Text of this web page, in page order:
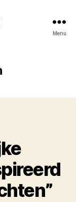
Menu